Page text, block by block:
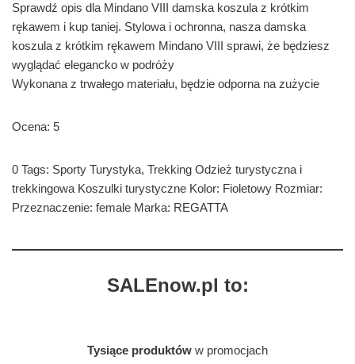
Sprawdź opis dla Mindano VIII damska koszula z krótkim
rękawem i kup taniej. Stylowa i ochronna, nasza damska
koszula z krótkim rękawem Mindano VIII sprawi, że będziesz
wyglądać elegancko w podróży
Wykonana z trwałego materiału, będzie odporna na zużycie
Ocena: 5
0 Tags: Sporty Turystyka, Trekking Odzież turystyczna i
trekkingowa Koszulki turystyczne Kolor: Fioletowy Rozmiar:
Przeznaczenie: female Marka: REGATTA
SALEnow.pl to:
Tysiące produktów w promocjach